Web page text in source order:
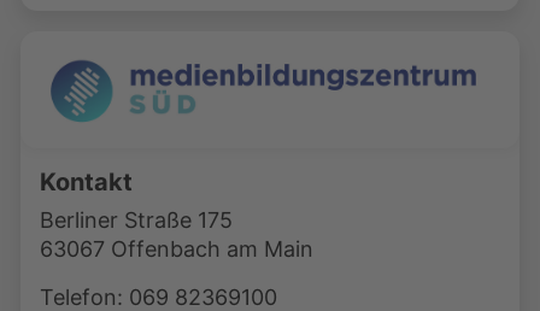
Kontakt
Berliner Straße 175
63067 Offenbach am Main
Telefon: 069 82369100